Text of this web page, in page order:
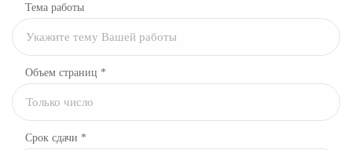
Тема работы
Объем страниц *
Срок сдачи *